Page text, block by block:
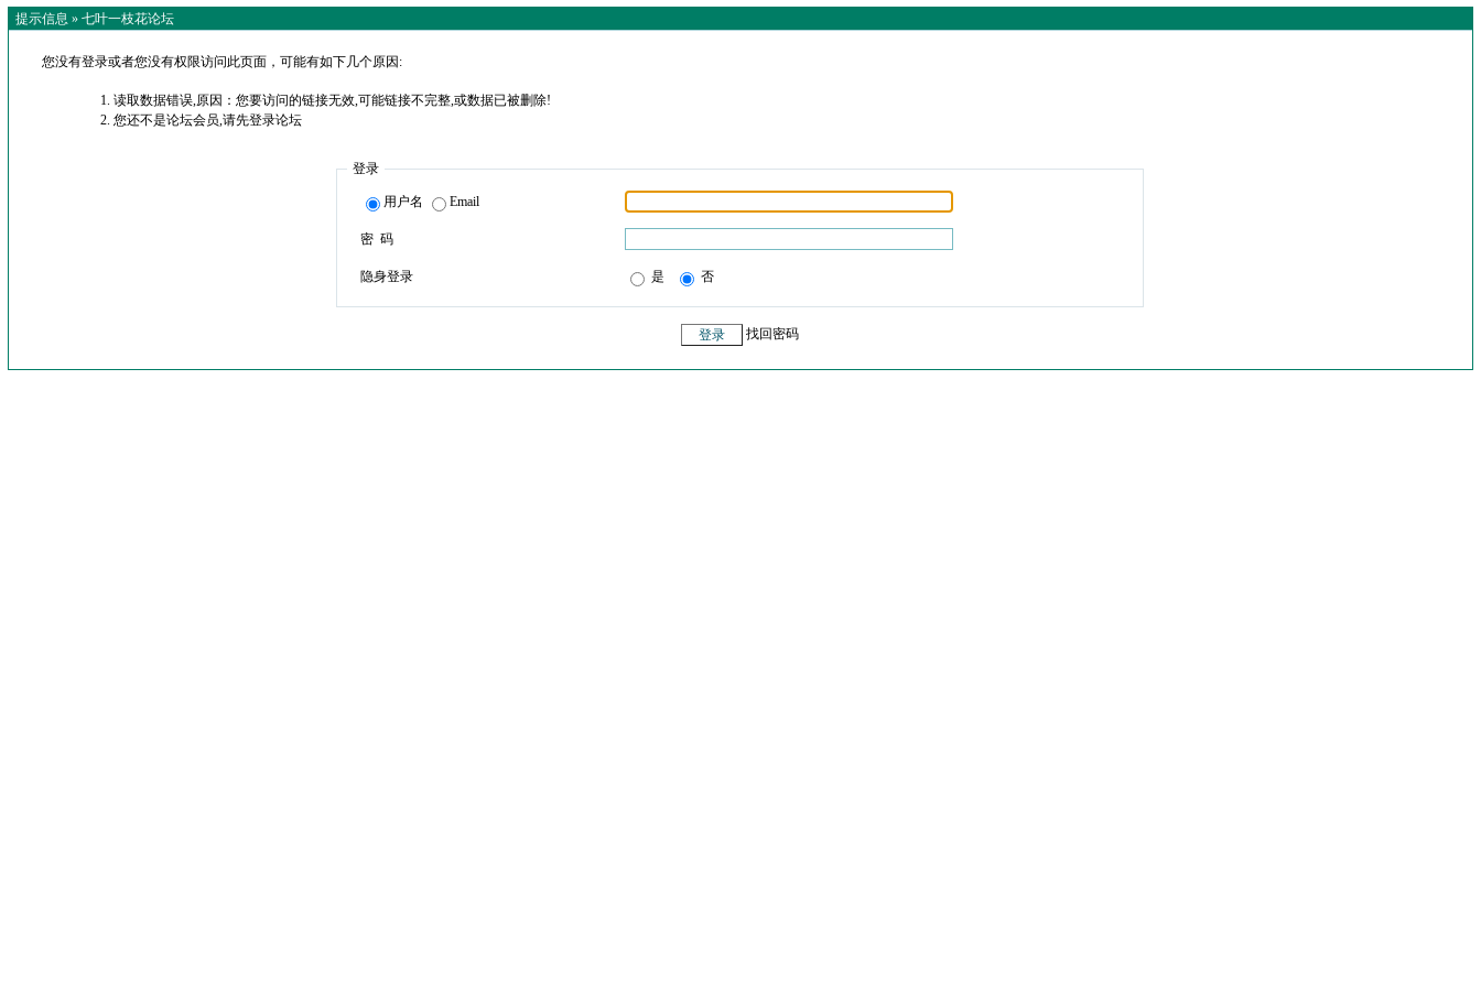
提示信息 » 七叶一枝花论坛
您没有登录或者您没有权限访问此页面，可能有如下几个原因:
读取数据错误,原因：您要访问的链接无效,可能链接不完整,或数据已被删除!
您还不是论坛会员,请先登录论坛
登录
用户名 Email
密 码
隐身登录 是 否
找回密码